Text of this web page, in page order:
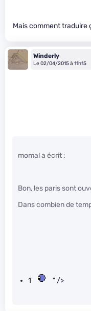
Mais comment traduire
Winderly
Le 02/04/2015 à 11h15
momal a écrit :
Bon, les paris sont
Dans combien de
1 " />